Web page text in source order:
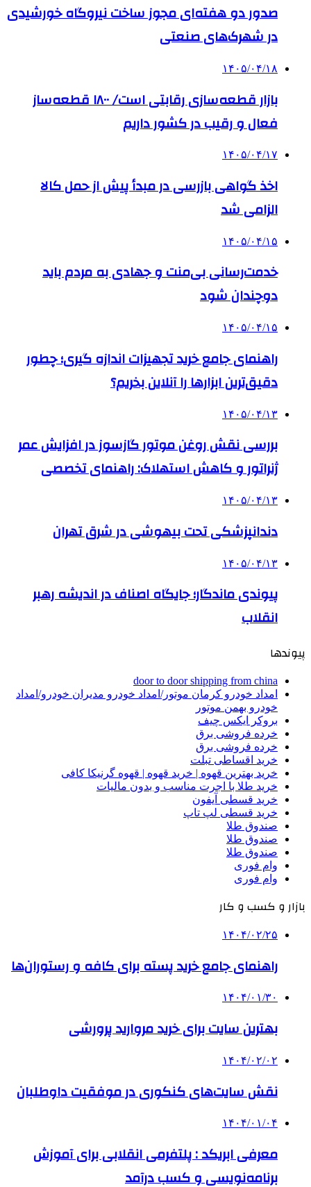
صدور دو هفته‌ای مجوز ساخت نیروگاه خورشیدی
در شهرک‌های صنعتی
۱۴۰۵/۰۴/۱۸
بازار قطعه‌سازی رقابتی است/ ۱۸۰۰ قطعه‌ساز
فعال و رقیب در کشور داریم
۱۴۰۵/۰۴/۱۷
اخذ گواهی بازرسی در مبدأ پیش از حمل کالا
الزامی شد
۱۴۰۵/۰۴/۱۵
خدمت‌رسانی بی‌منت و جهادی به مردم باید
دوچندان شود
۱۴۰۵/۰۴/۱۵
راهنمای جامع خرید تجهیزات اندازه گیری؛ چطور
دقیق‌ترین ابزارها را آنلاین بخریم؟
۱۴۰۵/۰۴/۱۳
بررسی نقش روغن موتور گازسوز در افزایش عمر
ژنراتور و کاهش استهلاک: راهنمای تخصصی
۱۴۰۵/۰۴/۱۳
دندانپزشکی تحت بیهوشی در شرق تهران
۱۴۰۵/۰۴/۱۳
پیوندی ماندگار؛ جایگاه اصناف در اندیشه رهبر
انقلاب
پیوندها
door to door shipping from china
امداد خودرو کرمان موتور/امداد خودرو مدیران خودرو/امداد
خودرو بهمن موتور
بروکر ایکس چیف
خرده فروشی برق
خرده فروشی برق
خرید اقساطی تبلت
خرید بهترین قهوه | خرید قهوه | قهوه گرنیکا کافی
خرید طلا با اجرت مناسب و بدون مالیات
خرید قسطی آیفون
خرید قسطی لپ تاپ
صندوق طلا
صندوق طلا
صندوق طلا
وام فوری
وام فوری
بازار و کسب و کار
۱۴۰۴/۰۲/۲۵
راهنمای جامع خرید پسته برای کافه و رستوران‌ها
۱۴۰۴/۰۱/۳۰
بهترین سایت برای خرید مروارید پرورشی
۱۴۰۴/۰۲/۰۲
نقش سایت‌های کنکوری در موفقیت داوطلبان
۱۴۰۴/۰۱/۰۴
معرفی ابریکد : پلتفرمی انقلابی برای آموزش
برنامه‌نویسی و کسب درآمد